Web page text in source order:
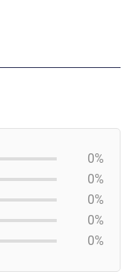
0%
0%
0%
0%
0%